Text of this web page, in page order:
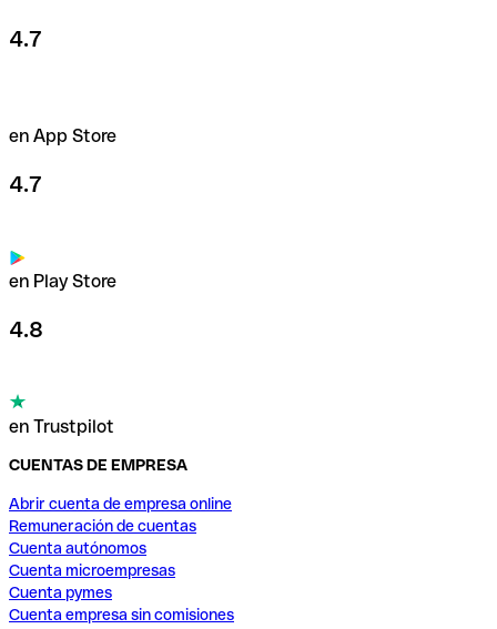
4.7
en App Store
4.7
en Play Store
4.8
en Trustpilot
CUENTAS DE EMPRESA
Abrir cuenta de empresa online
Remuneración de cuentas
Cuenta autónomos
Cuenta microempresas
Cuenta pymes
Cuenta empresa sin comisiones